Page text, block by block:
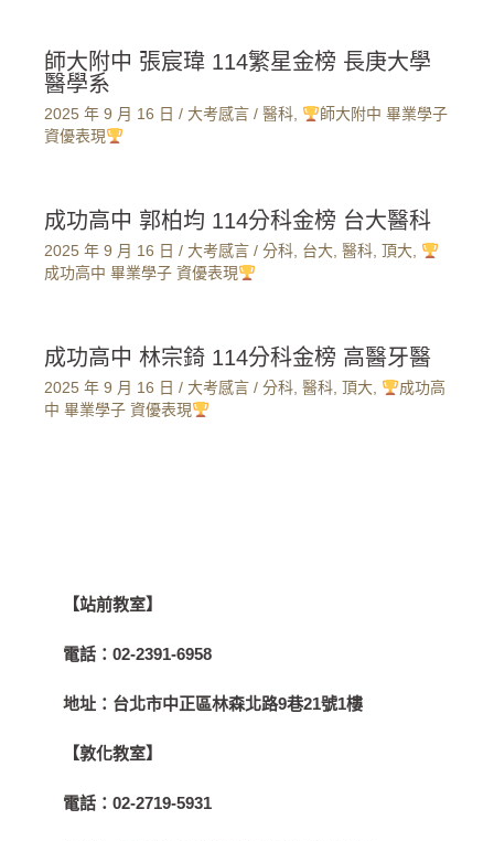
師大附中 張宸瑋 114繁星金榜 長庚大學
醫學系
2025 年 9 月 16 日 / 大考感言 / 醫科,
師大附中 畢業學子
資優表現
成功高中 郭柏均 114分科金榜 台大醫科
2025 年 9 月 16 日 / 大考感言 / 分科, 台大, 醫科, 頂大,
成功高中 畢業學子 資優表現
成功高中 林宗錡 114分科金榜 高醫牙醫
2025 年 9 月 16 日 / 大考感言 / 分科, 醫科, 頂大,
成功高
中 畢業學子 資優表現
【站前教室】
電話：02-2391-6958
地址： 台北市中正區林森北路9巷21號1樓
【敦化教室】
電話：02-2719-5931